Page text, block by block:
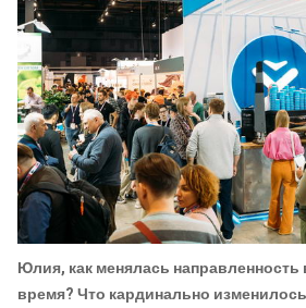
Юлия, как менялась направленность
время? Что кардинально